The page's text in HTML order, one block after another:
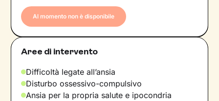
Al momento non è disponibile
Aree di intervento
Difficoltà legate all’ansia
Disturbo ossessivo-compulsivo
Ansia per la propria salute e ipocondria